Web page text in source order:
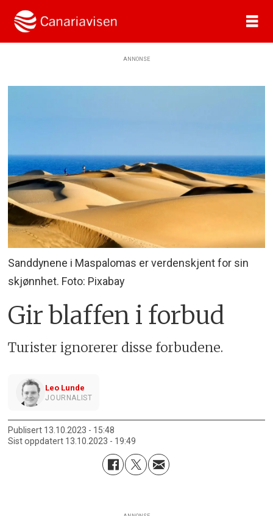
ANNONSE
Sanddynene i Maspalomas er verdenskjent for sin
skjønnhet. Foto: Pixabay
Gir blaffen i forbud
Turister ignorerer disse forbudene.
Leo Lunde
JOURNALIST
Publisert
13.10.2023 - 15:48
Sist oppdatert
13.10.2023 - 19:49